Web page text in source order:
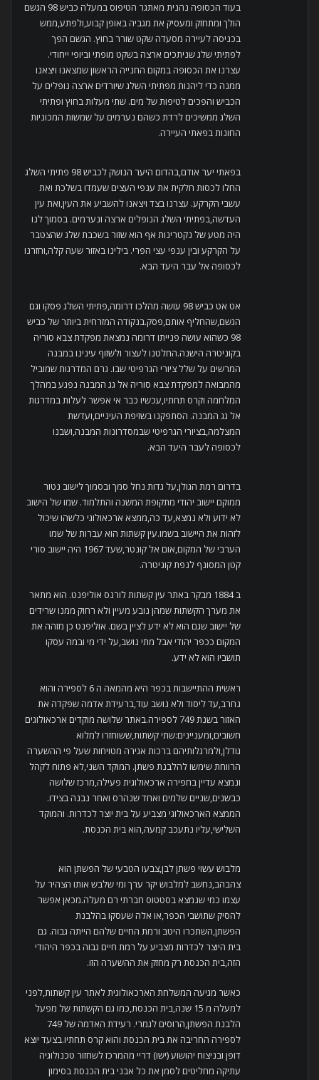
בעוד הכסופה נהנית מאתגר הטיפוס במעלה כביש 98 הגשם
הולך ומתחזק ומעסיק את מגביה באופן קבוע,ולפתע,ממש
בכניסה לעיירה מסעדה שקט שורר בחוץ. הגשם הפך
לפתיתי שלג שניתכים ארצה בשקט מופתי וביופי ייחודי.
עצרנו את הכסופה במקום החנייה הראשון שמצאנו ויצאנו
ממנה כדי ליהנות מפתיתי השלג שיורדים ארצה נופלים על
הכביש והפכים לטיפות של מים. שתי מעלות בחוץ ופתיתי
השלג ממשיכים לרדת כשהם נערמים על שמשות המכוניות
החונות בפאתי העיירה.
בפאתי יער אודם,בהדום היער הנושק לכביש 98 פתיתי השלג
החלו לכסות חלקית את ענפי העצים שעמדו בשלכת ואת
עשבי הקרקע. עצרנו בצד ויצאנו להשביע את העין,ואת עין
העדשה,בפתיתי השלג הנופלים ארצה ונערמים. בסמוך לנו
היה מטע של נקטרינות אף הוא שזור בשכבת שלג שהצטבר
על הקרקע ובין ענפי עצי הפרי. בילינו באזור שעה קלה,וחזרנו
לכסופה אל עבר היעד הבא.
אט אט כביש 98 עושה מהלכו דרומה,פתיתי השלג פסקו וגם
הגשם,שהחליף אותם,פסק.בנקודה המזרחית ביותר של כביש
98 כשהוא עושה פנייתו דרומה נמצאת מפקדת צבא סוריה
בקוניטרה הישנה.החלטנו לעצור ולשזוף עינינו במבנה
המרשים על שלל ציורי הגרפיטי שבו. גרם המדרגות שמוביל
מהמבואה למפקדת צבא סוריה אל גג המבנה נפגע במהלך
המלחמה וקרס תחתיו,עכשיו כבר אי אפשר לעלות במדרגות
אל גג המבנה. הסתפקנו בשזיפת העיניים,ועדשת
המצלמה,בציורי הגרפיטי שבמסדרונות המבנה,ושבנו
לכסופה לעבר היעד הבא.
בדרום רמת הגולן,על גדות נחל סמך ובסמוך לישוב נטור
ממוקם יישוב יהודי מתקופת המשנה והתלמוד. שמו של הישוב
לא ידוע ולא נמצא,עד כה,ממצא ארכאולוגי כלשהו שיכול
לזהות את היישוב בשמו.עין קשתות הוא עברות של שמו
הערבי של המקום,אום אל קונטר,שעד 1967 היה יישוב סורי
קטן המסונף לנפת קוניטרה.
ב 1884 מבקר באתר עין קשתות לורנס אוליפנט. הוא מתאר
את מערך הקשתות שמהן נובע מעיין ולא רחוק ממנו שרידים
של יישוב שגם הוא לא ידע לציין בשם. אוליפנט כן מזהה את
המקום ככפר יהודי אבל מתי נושב,על ידי מי ובמה עסקו
תושביו הוא לא ידע.
ראשית ההתיישבות בכפר היא מהמאה ה 6 לספירה והוא
נחרב,עד ליסוד ולא נושב עוד,ברעידת אדמה שפקדה את
האזור בשנת 749 לספירה.באתר שלושה מוקדים ארכאולוגים
חשובים,ומעניינים:שתי קשתות,ששוחזרו למלוא
גודלן,ולמרגלותיהם ברכות אגירה מטויחות שעל פי ההשערה
הרווחת שימשו להלבנת פשתן. המוקד השני,לא פתוח לקהל
ונמצא עדיין בחפירה ארכאולוגית פעילה,מרכז שלושה
כבשנים,שניים שלמים ואחד שנהרס ואחר נבנה בצידו.
הממצא הארכאולוגי מצביע על בית יוצר לכדרות. והמוקד
השלישי,עליו נתעכב קמעה,הוא בית הכנסת.
מלבוש עשוי פשתן לבן,צבעו הטבעי של הפשתן הוא
צהבהב,נחשב למלבוש יקר ערך ומי שלבש אותו הצהיר על
עצמו כמי שנמצא בסטטוס חברתי רם מעלה.מכאן אפשר
להסיק שתושבי הכפר,או אלה שעסקו בהלבנת
הפשתן,השתכרו היטב ורמת החיים שלהם הייתה גבוה. גם
בית היוצר לכדרות מצביע על רמת חיים גבוה בכפר היהודי
הזה,בית הכנסת רק מחזק את ההשערה הזו.
כאשר מגיעה המשלחת הארכאולוגית לאתר עין קשתות,לפני
למעלה מ 15 שנה,בית הכנסת,כמו גם הקשתות של מפעל
הלבנת הפשתן,הרוסים לגמרי. רעידת האדמה של 749
לספירה החריבה את בית הכנסת והוא קרס תחתיו.בצעד יוצא
דופן ובניצוח יהושוע (ישו) דריי מהמרכז לשחזור טכנולוגיה
עתיקה מחליטים לסמן את כל אבני בית הכנסת בסימון